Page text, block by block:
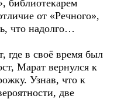
библиотекарем
от «Речного»,
что надолго…
где в своё время был
Марат вернулся к
Узнав, что к
две